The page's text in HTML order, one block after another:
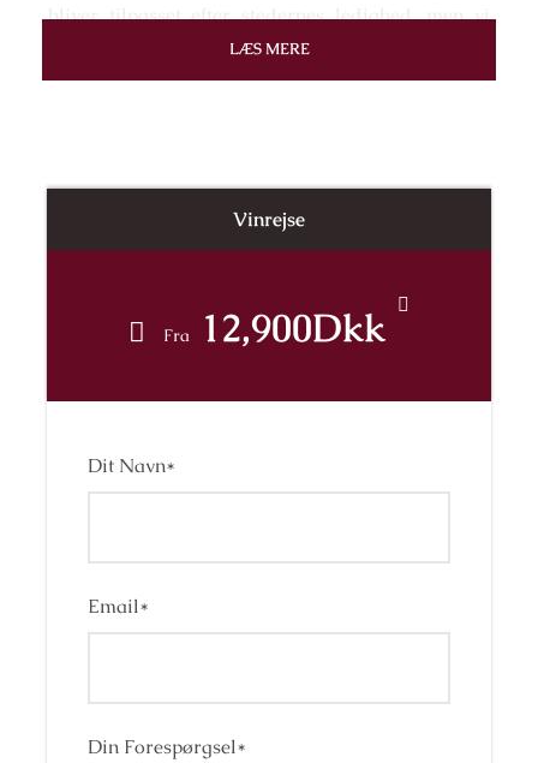
Vinrejse
Fra 12,900Dkk
Dit Navn*
Email*
Din Forespørgsel*
bliver tilpasset efter stedernes ledighed, men vi
udvælger altid efter et højt kvalitetskriterie.
begrænset deltagerantallet til 16 personer, da vi
privatbus gennem Catalonien. Under kørslen
bjergene langs kysten, Montserrat, Costa
Brava, Pyrenæerne og Montsant.
LÆS MERE